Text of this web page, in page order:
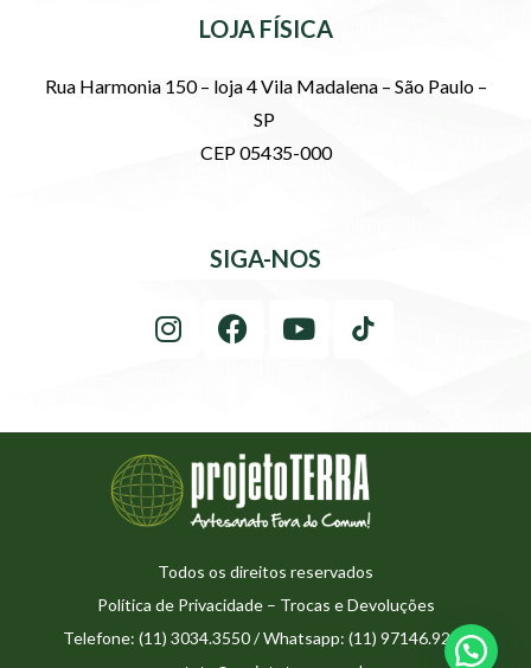
LOJA FÍSICA
Rua Harmonia 150 – loja 4 Vila Madalena – São Paulo –
SP
CEP 05435-000
SIGA-NOS
Todos os direitos reservados
Política de Privacidade– Trocas e Devoluções
Telefone: (11) 3034.3550 / Whatsapp: (11) 97146.9273